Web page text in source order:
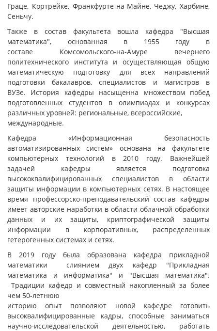
Граце, Кортрейке, Франкфурте-на-Майне, Чеджу, Харбине,
Сеньчу.
Также в состав факультета вошла кафедра "Высшая
математика", основанная в 1955 году в
составе Комсомольского-на-Амуре вечернего
политехнического института и осуществляющая общую
математическую подготовку для всех направлений
подготовки бакалавров, специалистов и магистров в
ВУЗе. История кафедры насыщенна множеством побед
подготовленных студентов в олимпиадах и конкурсах
различных уровней: региональные, всероссийские,
международные.
Кафедра «Информационная безопасность
автоматизированных систем» основана на факультете
компьютерных технологий в 2010 году. Важнейшей
задачей кафедры является подготовка
высококвалифицированных специалистов в области
защиты информации в компьютерных сетях. В настоящее
время профессорско-преподавательский состав кафедры
имеет авторские наработки в области облачной обработки
данных и их защиты, криптографической защиты
информации в корпоративных, распределенных
гетерогенных системах и сетях.
В 2019 году была образована кафедра прикладной
математики слиянием двух кафедр "Прикладная
математика и информатика" и "Высшая математика".
Традиции кафедр и совместный накопленный за более
чем 50-летнюю
историю опыт позволяют новой кафедре готовить
высоквалифицированные кадры, способные заниматься
научно-исследовательской деятельностью, работать